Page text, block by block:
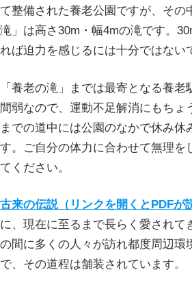
て整備された養老公園ですが、その
滝」は高さ30m・幅4mの滝です。
れば迫力を感じるには十分ではない
「養老の滝」までは最寄となる養
間弱なので、運動不足解消にもちょ
までの道中には公園のなかで休み休
す。ご自分の体力に合わせて無理を
てください。
古来の伝説（リンクを開くとPDFが
に、現在に至るまで長らく愛されて
の間に多くの人々が訪れ都度周辺環
で、その道程は舗装されています。